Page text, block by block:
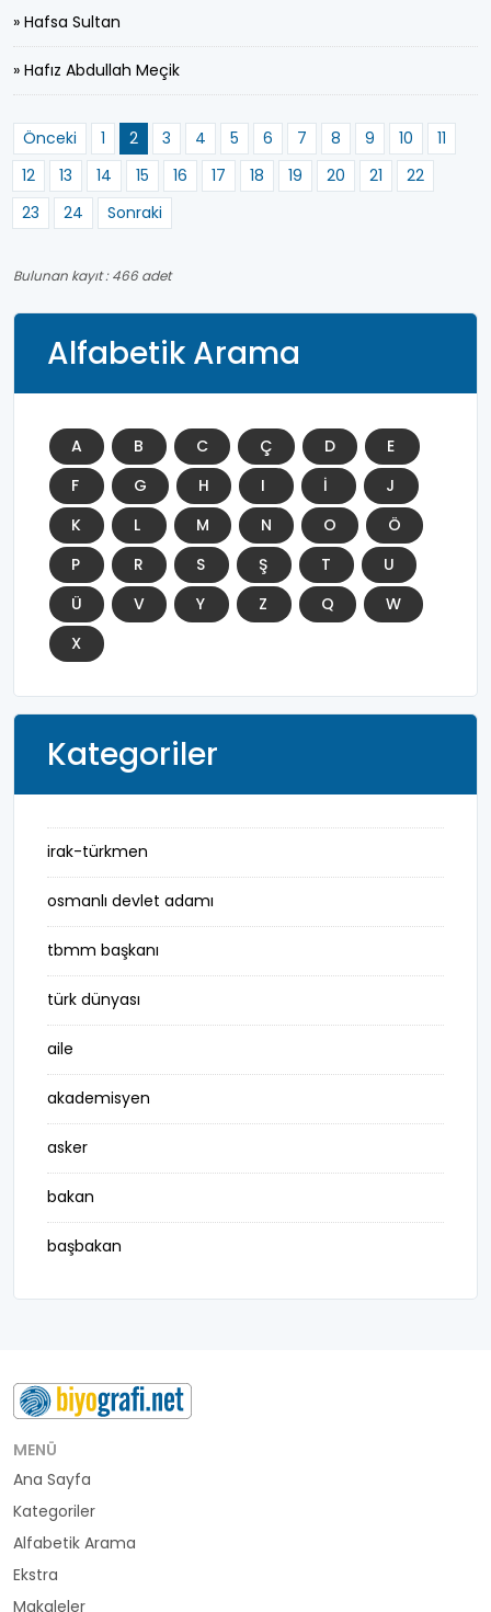
» Hafsa Sultan
» Hafız Abdullah Meçik
Önceki 1 2 3 4 5 6 7 8 9 10
11
12
13 14 15 16 17 18 19 20 21
22
23
24 Sonraki
Bulunan kayıt : 466 adet
Alfabetik Arama
A B C Ç D
E
F
G H I İ
J
K
L M N O
Ö
P
R S Ş T
U
Ü
V Y Z Q
W
X
Kategoriler
irak-türkmen
osmanlı devlet adamı
tbmm başkanı
türk dünyası
aile
akademisyen
asker
bakan
başbakan
belediye başkanı
buluş
bürokrat
büyükelçi
cumhurbaşkanı
MENÜ
Ana Sayfa
Kategoriler
Alfabetik Arama
Ekstra
Makaleler